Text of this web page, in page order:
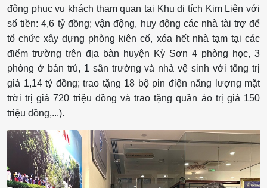
động phục vụ khách tham quan tại Khu di tích Kim Liên với
số tiền: 4,6 tỷ đồng; vận động, huy động các nhà tài trợ để
tổ chức xây dựng phòng kiên cố, xóa hết nhà tạm tại các
điểm trường trên địa bàn huyện Kỳ Sơn 4 phòng học, 3
phòng ở bán trú, 1 sân trường và nhà vệ sinh với tổng trị
giá 1,14 tỷ đồng; trao tặng 18 bộ pin điện năng lượng mặt
trời trị giá 720 triệu đồng và trao tặng quần áo trị giá 150
triệu đồng,...).